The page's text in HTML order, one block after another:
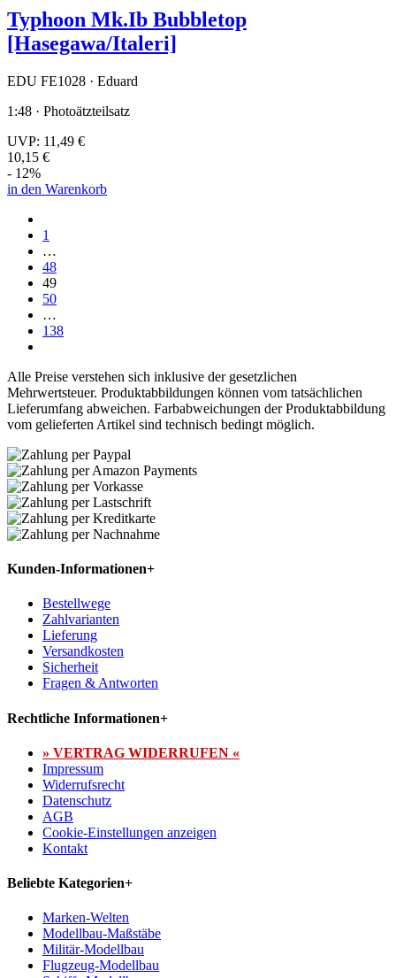
Typhoon Mk.Ib Bubbletop
[Hasegawa/Italeri]
EDU FE1028 · Eduard
1:48 · Photoätzteilsatz
UVP: 11,49 €
10,15 €
- 12%
in den Warenkorb
1
…
48
49
50
…
138
Alle Preise verstehen sich inklusive der gesetzlichen
Mehrwertsteuer. Produktabbildungen können vom tatsächlichen
Lieferumfang abweichen. Farbabweichungen der Produktabbildung
vom gelieferten Artikel sind technisch bedingt möglich.
Kunden-Informationen+
Bestellwege
Zahlvarianten
Lieferung
Versandkosten
Sicherheit
Fragen & Antworten
Rechtliche Informationen+
» VERTRAG WIDERRUFEN «
Impressum
Widerrufsrecht
Datenschutz
AGB
Cookie-Einstellungen anzeigen
Kontakt
Beliebte Kategorien+
Marken-Welten
Modellbau-Maßstäbe
Militär-Modellbau
Flugzeug-Modellbau